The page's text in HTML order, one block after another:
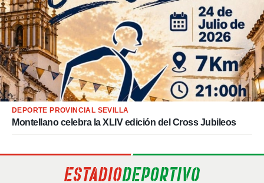
DEPORTE PROVINCIAL SEVILLA
Montellano celebra la XLIV edición del Cross Jubileos